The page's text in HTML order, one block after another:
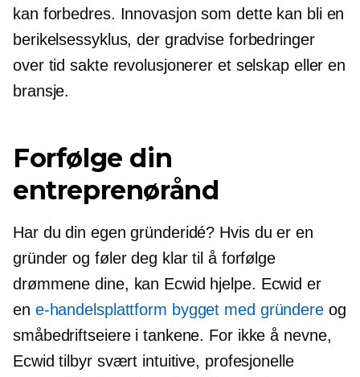
kan forbedres. Innovasjon som dette kan bli en
berikelsessyklus, der gradvise forbedringer
over tid sakte revolusjonerer et selskap eller en
bransje.
Forfølge din
entreprenørånd
Har du din egen gründeridé? Hvis du er en
gründer og føler deg klar til å forfølge
drømmene dine, kan Ecwid hjelpe. Ecwid er
en e-handelsplattform bygget med gründereog
småbedriftseiere i tankene. For ikke å nevne,
Ecwid tilbyr svært intuitive, profesjonelle